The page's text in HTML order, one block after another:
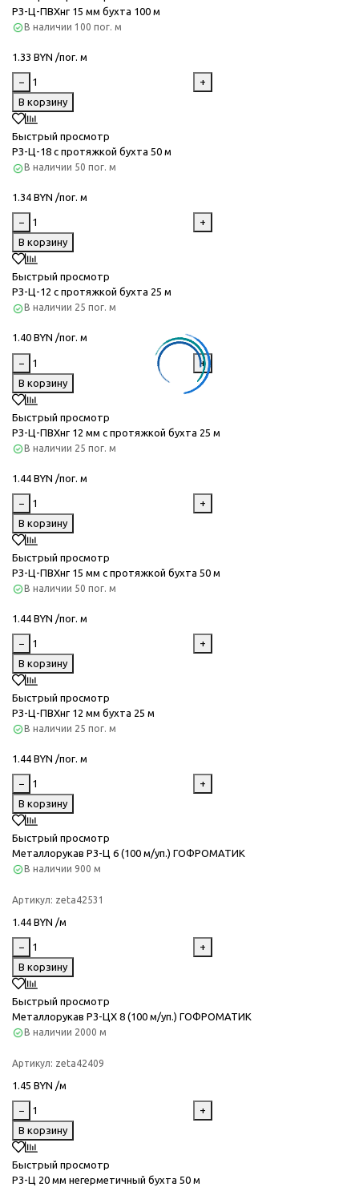
РЗ-Ц-ПВХнг 15 мм бухта 100 м
В наличии 100 пог. м
1.33 BYN /пог. м
−
+
В корзину
Быстрый просмотр
РЗ-Ц-18 с протяжкой бухта 50 м
В наличии 50 пог. м
1.34 BYN /пог. м
−
+
В корзину
Быстрый просмотр
РЗ-Ц-12 с протяжкой бухта 25 м
В наличии 25 пог. м
1.40 BYN /пог. м
−
+
В корзину
Быстрый просмотр
РЗ-Ц-ПВХнг 12 мм с протяжкой бухта 25 м
В наличии 25 пог. м
1.44 BYN /пог. м
−
+
В корзину
Быстрый просмотр
РЗ-Ц-ПВХнг 15 мм с протяжкой бухта 50 м
В наличии 50 пог. м
1.44 BYN /пог. м
−
+
В корзину
Быстрый просмотр
РЗ-Ц-ПВХнг 12 мм бухта 25 м
В наличии 25 пог. м
1.44 BYN /пог. м
−
+
В корзину
Быстрый просмотр
Металлорукав Р3-Ц 6 (100 м/уп.) ГОФРОМАТИК
В наличии 900 м
Артикул: zeta42531
1.44 BYN /м
−
+
В корзину
Быстрый просмотр
Металлорукав Р3-ЦХ 8 (100 м/уп.) ГОФРОМАТИК
В наличии 2000 м
Артикул: zeta42409
1.45 BYN /м
−
+
В корзину
Быстрый просмотр
Р3-Ц 20 мм негерметичный бухта 50 м